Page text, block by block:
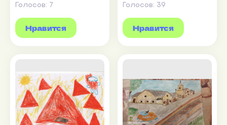
Голосов: 7
Нравится
Голосов: 39
Нравится